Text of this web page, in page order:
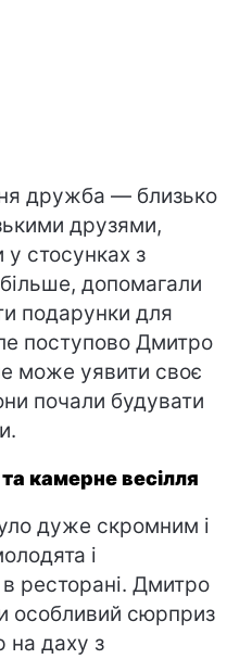
дружба — близько
друзями,
стосунках з
допомагали
подарунки для
поступово Дмитро
може уявити своє
почали будувати
камерне весілля
дуже скромним і
і
ресторані. Дмитро
особливий сюрприз
на даху з